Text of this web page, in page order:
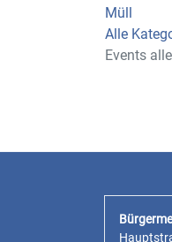
Müll
Alle
Events